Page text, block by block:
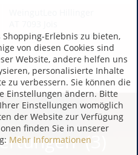
www.leo-hillinger.com
(3)
Erlebnis zu bieten,
von diesen Cookies sind
Website, andere helfen uns
personalisierte Inhalte
zu verbessern. Sie können die
Einstellungen ändern. Bitte
Einstellungen womöglich
der Website zur Verfügung
finden Sie in unserer
Mehr Informationen